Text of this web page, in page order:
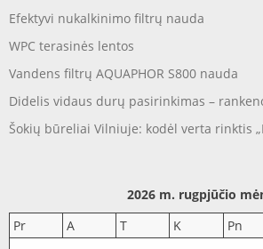
Efektyvi nukalkinimo filtrų nauda
WPC terasinės lentos
Vandens filtrų AQUAPHOR S800 nauda
Didelis vidaus durų pasirinkimas –
Šokių būreliai Vilniuje: kodėl verta rinktis
2026 m. rugpjūčio
Pr
A T K Pn